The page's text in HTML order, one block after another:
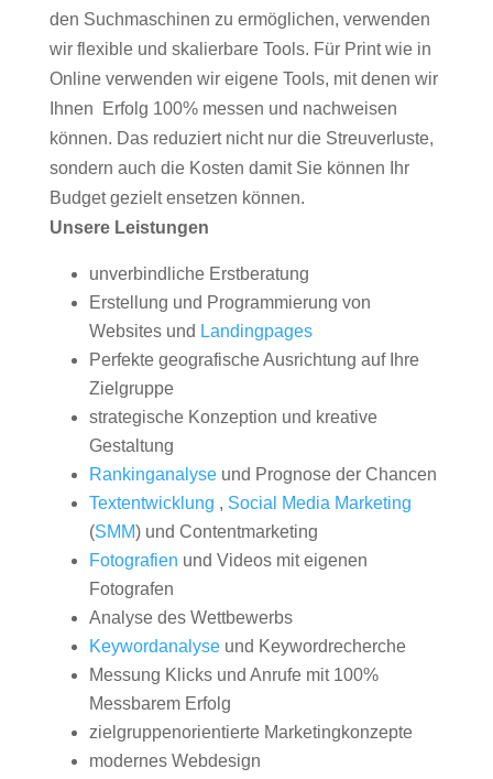
den Suchmaschinen zu ermöglichen, verwenden
wir flexible und skalierbare Tools. Für Print wie in
Online verwenden wir eigene Tools, mit denen wir
Ihnen Erfolg 100% messen und nachweisen
können. Das reduziert nicht nur die Streuverluste,
sondern auch die Kosten damit Sie können Ihr
Budget gezielt ensetzen können.
Unsere Leistungen
unverbindliche Erstberatung
Erstellung und Programmierung von
Websites und Landingpages
Perfekte geografische Ausrichtung auf Ihre
Zielgruppe
strategische Konzeption und kreative
Gestaltung
Rankinganalyseund Prognose der Chancen
Textentwicklung , Social Media Marketing
(SMM) und Contentmarketing
Fotografien und Videos mit eigenen
Fotografen
Analyse des Wettbewerbs
Keywordanalyseund Keywordrecherche
Messung Klicks und Anrufe mit 100%
Messbarem Erfolg
zielgruppenorientierte Marketingkonzepte
modernes Webdesign